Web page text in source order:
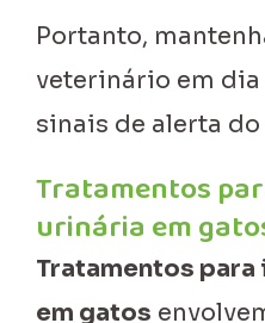
Portanto,
veterinário em
sinais de alerta
Tratamentos
urinária em
Tratamentos
em gatos